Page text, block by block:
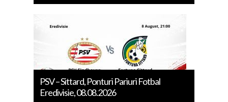
PSV – Sittard, Ponturi Pariuri Fotbal
Eredivisie, 08.08.2026